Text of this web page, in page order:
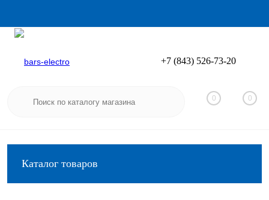
Вход
+7 (843) 526-73-20
0 0
Каталог товаров